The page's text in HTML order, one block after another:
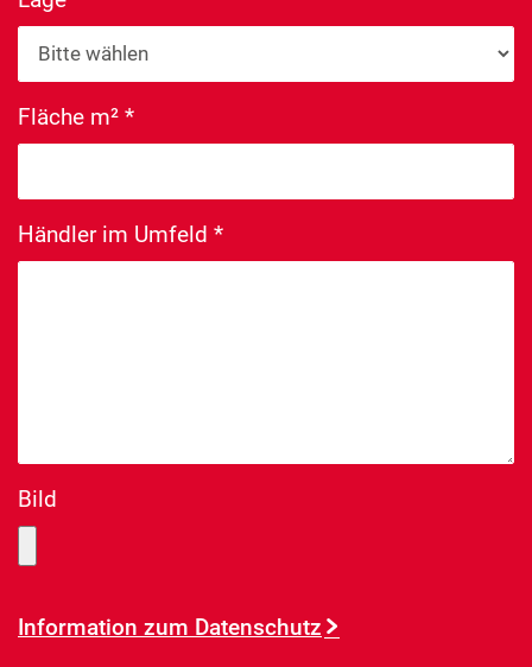
Fläche m² *
Händler im Umfeld *
Bild
Information zum Datenschutz